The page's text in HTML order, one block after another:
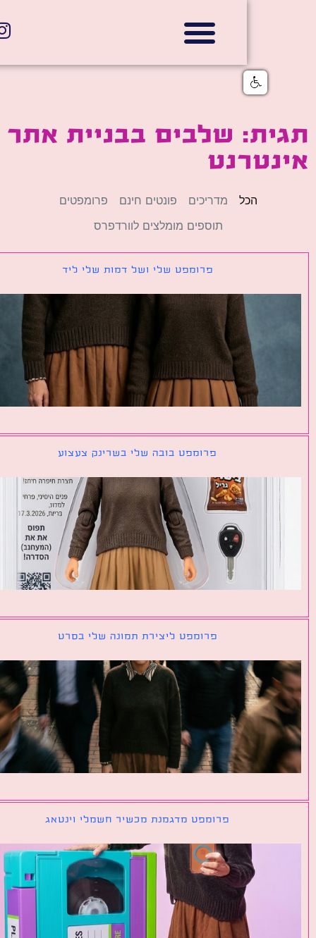
שלבים בבניית אתר
מדריכים פונטים חינם
פרומפטים
תוספים מומלצים לוורדפרס
פרומפט שלי ושל דמות שלי ליד
פרומפט בובה שלי בשרינק צעצוע
פרומפט ליצירת תמונה שלי בסרט
פרומפט מדגמנת מכשיר חשמלי וינטאג